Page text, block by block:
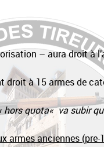
– aura droit à
droit à 15 armes de
hors quota«va subir
armes anciennes (pre-